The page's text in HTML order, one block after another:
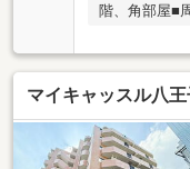
階、角部屋■
ーーーーー
能◎FPによ
その他希望
不動産総合企
を心がけて
提案をいたし
ませ。物件の
マイキャッスル八